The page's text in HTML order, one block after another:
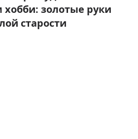
золотые руки
старости